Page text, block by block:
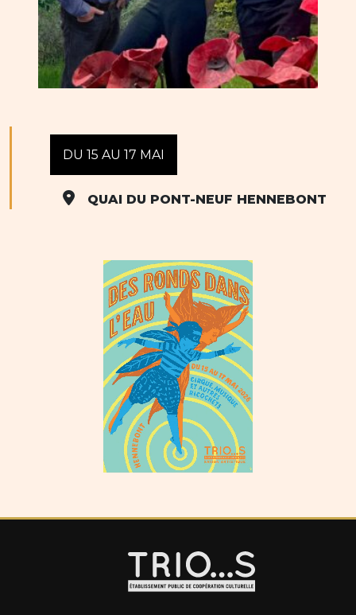
DU 15 AU 17 MAI
QUAI DU PONT-NEUF HENNEBONT